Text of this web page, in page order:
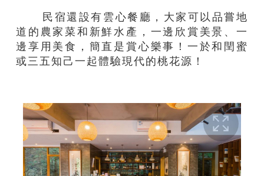
民宿還設有雲心餐廳，大家可以品嘗地
道的農家菜和新鮮水產，一邊欣賞美景、一
邊享用美食，簡直是賞心樂事！一於和閏蜜
或三五知己一起體驗現代的桃花源！